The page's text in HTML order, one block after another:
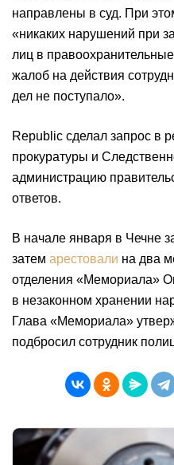
направлены в суд. При
«никаких нарушений при
лиц в
жалоб на действия
дел не поступало».
Republic сделал запрос в
прокуратуры и
администрацию
ответов.
В начале января в Чечне
затем арестовали на два
отделения «Мемориала»
в незаконном хранении
Глава «Мемориала»
подбросил сотрудник